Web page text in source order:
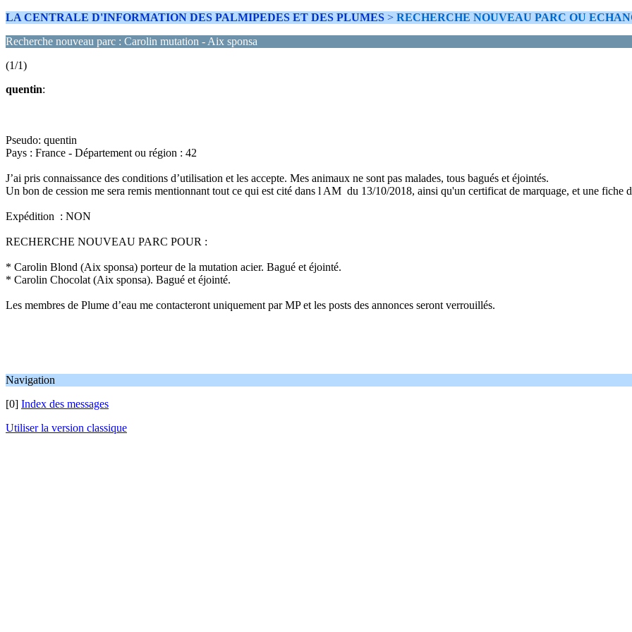
LA CENTRALE D'INFORMATION DES PALMIPEDES ET DES PLUMES > RECHERCHE NOUVEAU PARC OU
Recherche nouveau parc : Carolin mutation - Aix sponsa
(1/1)
quentin:
Pseudo: quentin
Pays : France - Département ou région : 42
J’ai pris connaissance des conditions d’utilisation et les accepte. Mes animaux ne sont pas malades, tous bagués et éjointés.
Un bon de cession me sera remis mentionnant tout ce qui est cité dans l AM du 13/10/2018, ainsi qu'un certificat de marquage, et une fiche
Expédition : NON
RECHERCHE NOUVEAU PARC POUR :
* Carolin Blond (Aix sponsa) porteur de la mutation acier. Bagué et éjointé.
* Carolin Chocolat (Aix sponsa). Bagué et éjointé.
Les membres de Plume d’eau me contacteront uniquement par MP et les posts des annonces seront verrouillés.
Navigation
[0] Index des messages
Utiliser la version classique